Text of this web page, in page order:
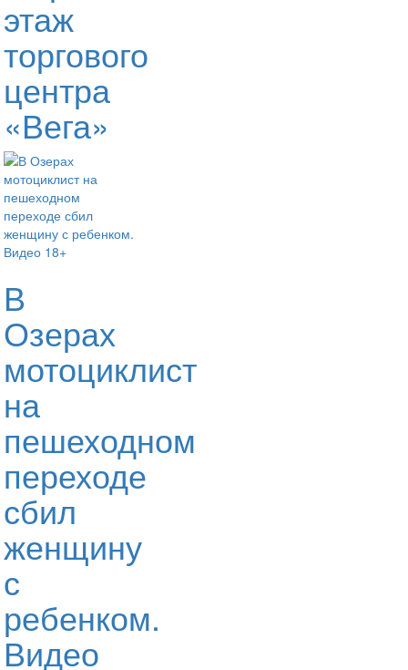
этаж
торгового
центра
«Вега»
В
Озерах
мотоциклист
на
пешеходном
переходе
сбил
женщину
с
ребенком.
Видео